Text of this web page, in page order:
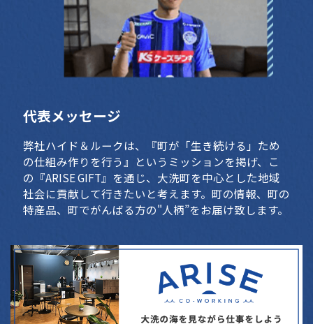
代表メッセージ
弊社ハイド＆ルークは、『町が「生き続ける」ため
の仕組み作りを行う』というミッションを掲げ、こ
の『ARISE GIFT』を通じ、大洗町を中心とした地域
社会に貢献して行きたいと考えます。町の情報、町の
特産品、町でがんばる方の"人柄”をお届け致します。